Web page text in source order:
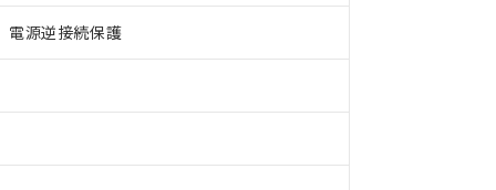
電源逆接続保護
指令（10物質）の非含有に対応した製品が提供可能な商品です。
指令（10物質）の非含有に対応した製品に切り替える予定のある商
指令（10物質）の非含有に非対応の商品で、対応品を出す予定
指令（10物質）の非含有の対応状況を調査中または確認中の商
り、非含有部品としていたものが、含有品と判明した場合などやむ
表
含有率が中国RoHSの基準値以下であることを示します。